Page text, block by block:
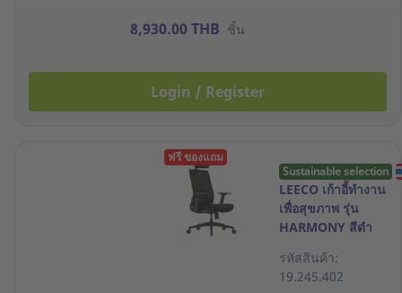
8,930.00 THB ชิ้น
Login / Register
ฟรี ของแถม
Sustainable selection
LEECO เก้าอี้ทำงาน
เพื่อสุขภาพ รุ่น
HARMONY สีดำ
รหัสสินค้า:
19.245.402